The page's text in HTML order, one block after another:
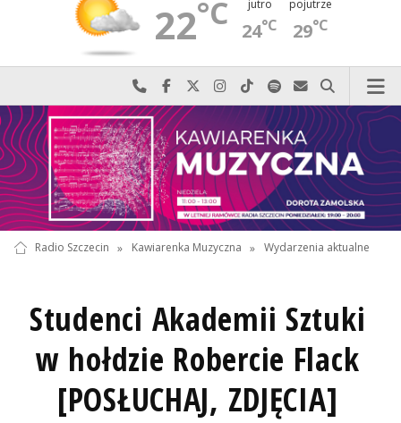
22°C jutro
24°C
pojutrze
29°C
Najlepiej po prostu do nas zadzwoń
Odwiedź nas na Facebook-u
Odwiedź nas na X
Odwiedź nas na Instagram-ie
Odwiedź nas na TikTok-u
Szukaj nas na Spotify
Wyślij do nas
Szukaj
Radio Szczecin » Kawiarenka Muzyczna » Wydarzenia aktualne
Studenci Akademii Sztuki
w hołdzie Robercie Flack
[POSŁUCHAJ, ZDJĘCIA]